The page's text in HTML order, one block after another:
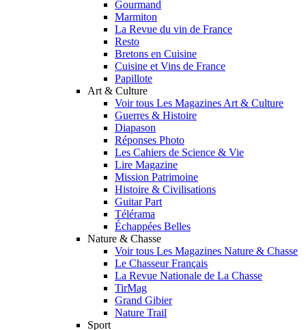
Gourmand
Marmiton
La Revue du vin de France
Resto
Bretons en Cuisine
Cuisine et Vins de France
Papillote
Art & Culture
Voir tous Les Magazines Art & Culture
Guerres & Histoire
Diapason
Réponses Photo
Les Cahiers de Science & Vie
Lire Magazine
Mission Patrimoine
Histoire & Civilisations
Guitar Part
Télérama
Échappées Belles
Nature & Chasse
Voir tous Les Magazines Nature & Chasse
Le Chasseur Français
La Revue Nationale de La Chasse
TirMag
Grand Gibier
Nature Trail
Sport